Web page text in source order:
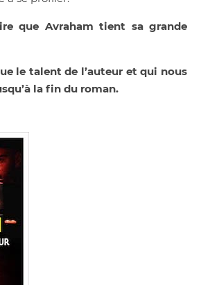
que Avraham tient sa grande
le talent de l’auteur et qui nous
la fin du roman.